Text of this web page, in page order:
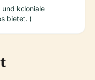
und koloniale
bietet. (